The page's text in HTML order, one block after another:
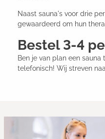
Naast sauna's voor drie
gewaardeerd om hun
Bestel 3-4
Ben je van plan een
telefonisch! Wij streven